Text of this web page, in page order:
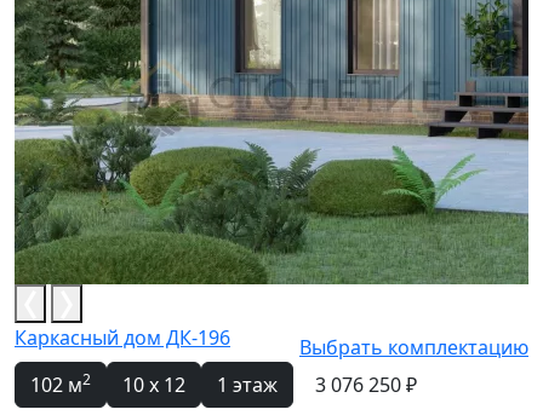
Каркасный дом ДК-196
102 м2 10 x 12 1 этаж
Выбрать комплектацию
3 076 250 ₽